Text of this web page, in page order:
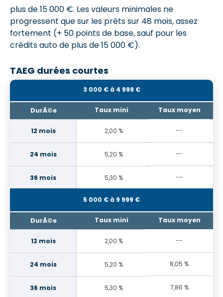
plus de 15 000 €. Les valeurs minimales ne
progressent que sur les prêts sur 48 mois, assez
fortement (+ 50 points de base, sauf pour les
crédits auto de plus de 15 000 €).
TAEG durées courtes
3 000 € à 4 999 €
2,00 % --
5,20 % --
5,30 % --
5 000 € à 9 999 €
2,00 % --
5,20 % 8,05 %
5,30 % 7,86 %